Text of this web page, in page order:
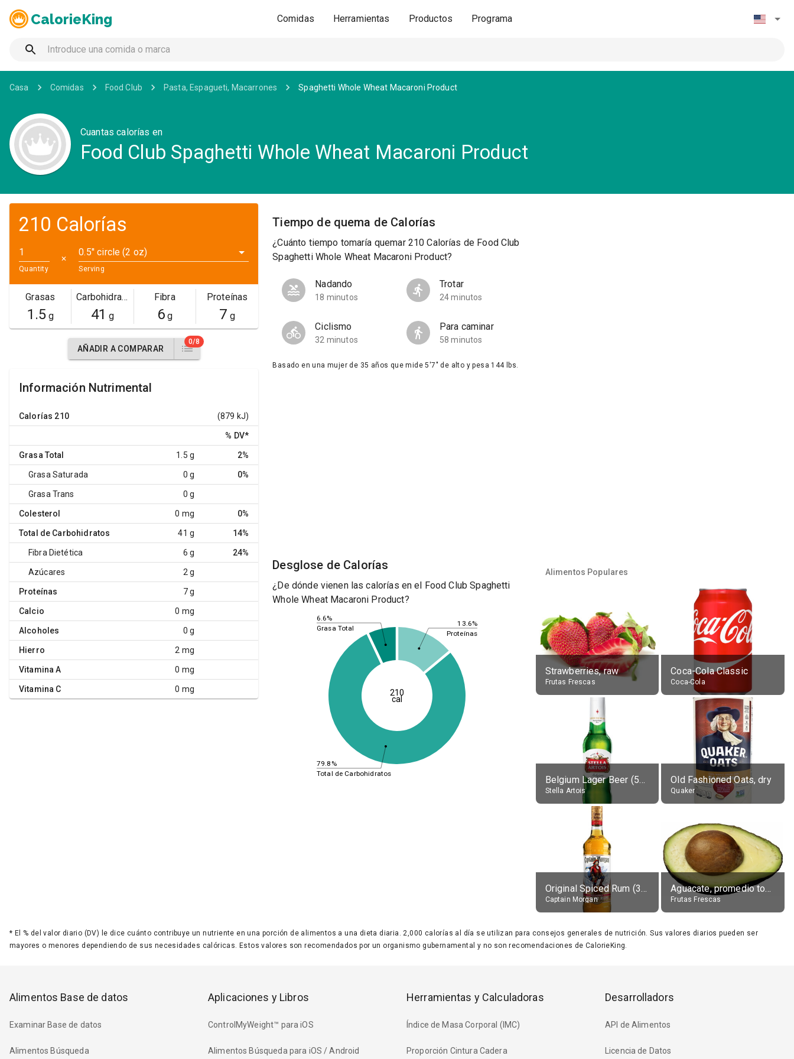
CalorieKing Comidas Herramientas Productos Programa
Casa Comidas Food Club Pasta, Espagueti, Macarrones Spaghetti Whole Wheat Macaroni Product
Cuantas calorías en
Food Club Spaghetti Whole Wheat Macaroni Product
210 Calorías
Quantity
✕
0.5'' circle (2 oz)
Serving
Grasas
1.5g
Carbohidratos
41 g
Fibra
6g
Proteínas
7 g
AÑADIR A COMPARAR
0/8
Información Nutrimental
Calorías 210 (879 kJ)
% DV*
Grasa Total 1.5 g 2%
Grasa Saturada 0 g 0%
Grasa Trans 0 g
Colesterol 0 mg 0%
Total de Carbohidratos 41 g 14%
Fibra Dietética 6 g 24%
Azúcares 2 g
Proteínas 7 g
Calcio 0 mg
Alcoholes 0 g
Hierro 2 mg
Vitamina A 0 mg
Vitamina C 0 mg
Tiempo de quema de Calorías
¿Cuánto tiempo tomaría quemar 210 Calorías de Food Club
Spaghetti Whole Wheat Macaroni Product?
Nadando
18 minutos
Trotar
24 minutos
Ciclismo
32 minutos
Para caminar
58 minutos
Basado en una mujer de 35 años que mide 5'7" de alto y pesa 144 lbs.
Desglose de Calorías
¿De dónde vienen las calorías en el Food Club Spaghetti
Whole Wheat Macaroni Product?
13.6%
79.8%
6.6%
Proteínas
Total de Carbohidratos
Grasa Total
210
cal
Alimentos Populares
Strawberries, raw
Frutas Frescas
Coca-Cola Classic
Coca-Cola
Belgium Lager Beer (5% alc.)
Stella Artois
Old Fashioned Oats, dry
Quaker
Original Spiced Rum (35% alc.)
Captain Morgan
Aguacate, promedio todos variedades, crudo
Frutas Frescas
* El % del valor diario (DV) le dice cuánto contribuye un nutriente en una porción de alimentos a una dieta diaria. 2,000 calorías al día se utilizan para consejos generales de nutrición. Sus valores diarios pueden ser
mayores o menores dependiendo de sus necesidades calóricas. Estos valores son recomendados por un organismo gubernamental y no son recomendaciones de CalorieKing.
Alimentos Base de datos
Examinar Base de datos
Alimentos Búsqueda
Aplicaciones y Libros
ControlMyWeight™ para iOS
Alimentos Búsqueda para iOS / Android
Herramientas y Calculadoras
Índice de Masa Corporal (IMC)
Proporción Cintura Cadera
Desarrolladors
API de Alimentos
Licencia de Datos